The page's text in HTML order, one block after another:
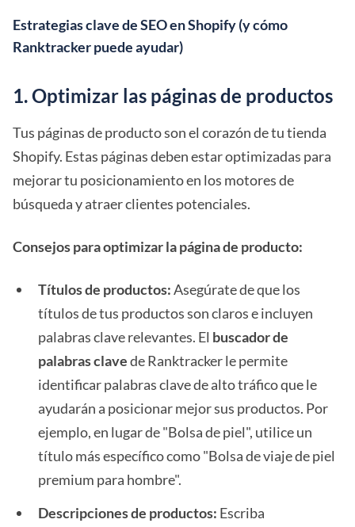
Estrategias clave de SEO en Shopify (y cómo
Ranktracker puede ayudar)
1. Optimizar las páginas de productos
Tus páginas de producto son el corazón de tu tienda
Shopify. Estas páginas deben estar optimizadas para
mejorar tu posicionamiento en los motores de
búsqueda y atraer clientes potenciales.
Consejos para optimizar la página de producto:
Títulos de productos:Asegúrate de que los
títulos de tus productos son claros e incluyen
palabras clave relevantes. El buscador de
palabras clavede Ranktracker le permite
identificar palabras clave de alto tráfico que le
ayudarán a posicionar mejor sus productos. Por
ejemplo, en lugar de "Bolsa de piel", utilice un
título más específico como "Bolsa de viaje de piel
premium para hombre".
Descripciones de productos: Escriba